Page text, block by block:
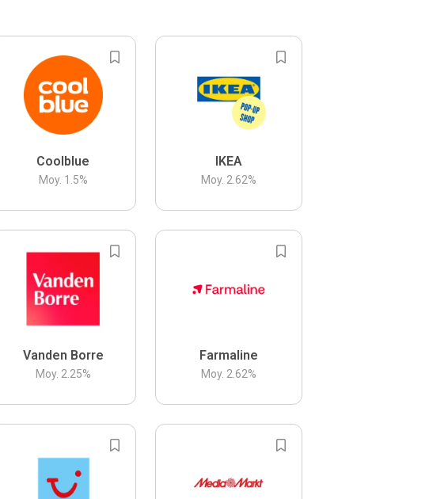
Coolblue
Moy. 1.5%
IKEA
Moy. 2.62%
Vanden Borre
Moy. 2.25%
Farmaline
Moy. 2.62%